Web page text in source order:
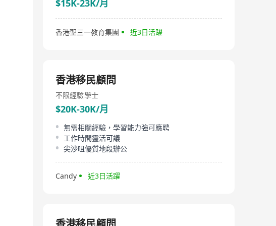
$15K-23K/月
香港聖三一教育集團 近3日活躍
香港移民顧問
不限經驗學士
$20K-30K/月
無需相關經驗，學習能力強可應聘
工作時間靈活可議
尖沙咀優質地段辦公
Candy 近3日活躍